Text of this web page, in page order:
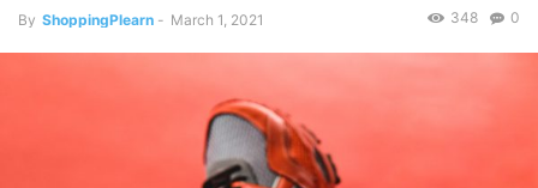
By ShoppingPlearn - March 1, 2021 0
348